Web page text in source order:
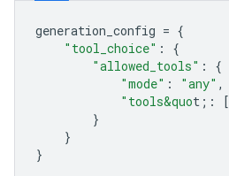
generation_config = {
"tool_choice" :
{
"allowed_tools" :
{
"mode" : "any" ,
"tools&quot; : [
}
}
}